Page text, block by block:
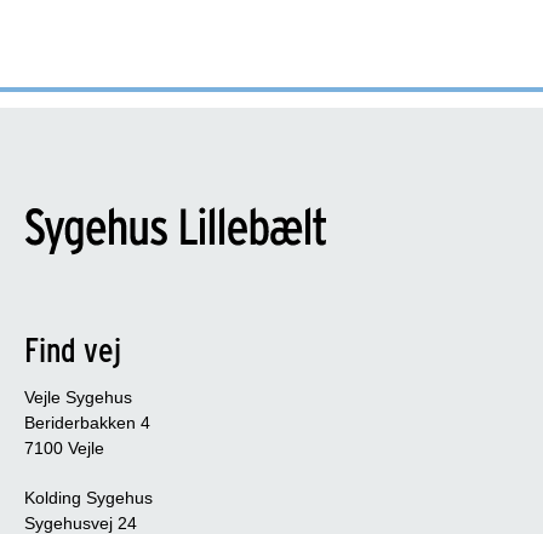
Find vej
Vejle Sygehus
Beriderbakken 4
7100 Vejle
Kolding Sygehus
Sygehusvej 24